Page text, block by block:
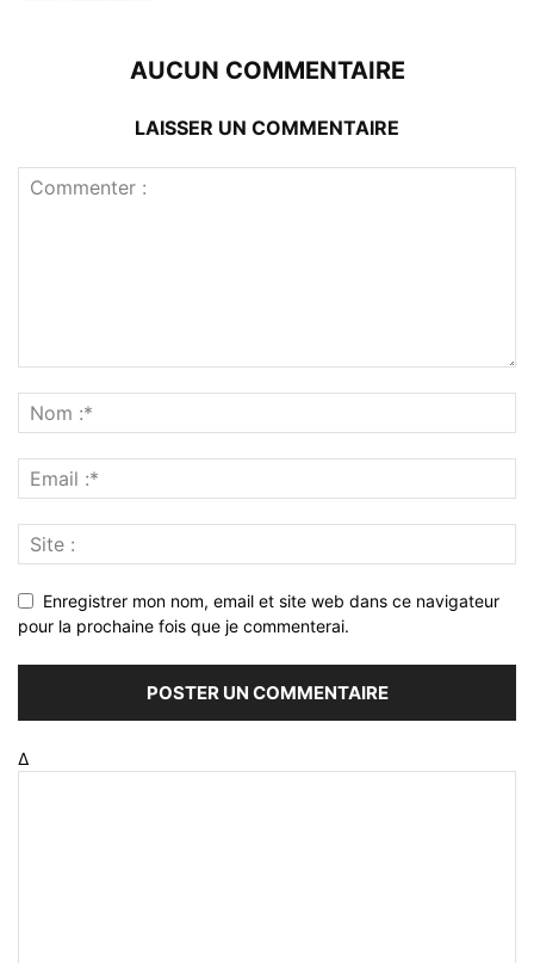
AUCUN COMMENTAIRE
LAISSER UN COMMENTAIRE
Enregistrer mon nom, email et site web dans ce navigateur
pour la prochaine fois que je commenterai.
Δ